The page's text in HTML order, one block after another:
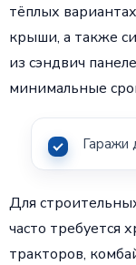
тёплых
крыши, а также
из сэндвич
минимальные
Гаражи
Для
часто требуется
тракторов,